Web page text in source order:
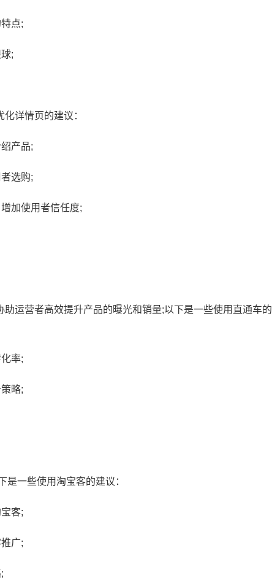
点;
;
详情页的建议：
产品;
选购;
加使用者信任度;
运营者高效提升产品的曝光和销量;以下是一些使用直通车的
率;
略;
一些使用淘宝客的建议：
客;
广;